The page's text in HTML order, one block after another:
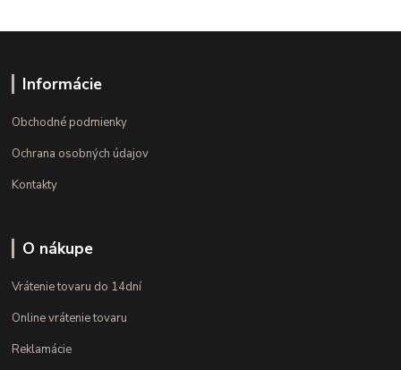
Informácie
Obchodné podmienky
Ochrana osobných údajov
Kontakty
O nákupe
Vrátenie tovaru do 14dní
Online vrátenie tovaru
Reklamácie